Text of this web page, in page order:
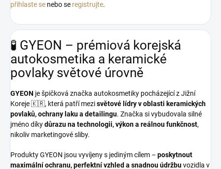
přihlaste se nebo se registrujte.
🧪 GYEON – prémiová korejská
autokosmetika a keramické
povlaky světové úrovně
GYEON je špičková značka autokosmetiky pocházející z Jižní
Koreje 🇰🇷, která patří mezisvětové lídry v oblasti keramických
povlaků, ochrany laku a detailingu. Značka si vybudovala silné
jméno díkydůrazu na technologii, výkon a reálnou funkčnost,
nikoliv marketingové sliby.
Produkty GYEON jsou vyvíjeny s jediným cílem – poskytnout
maximální ochranu, perfektní vzhled a snadnou údržbuvozidla v